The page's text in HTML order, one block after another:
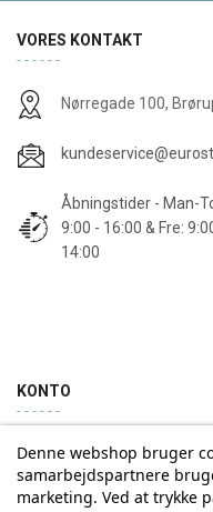
VORES KONTAKT
Nørregade 100,
Åbningstider - Man-
9:00 - 16:00 & Fre:
14:00
KONTO
Min konto
Denne webshop bruger
samarbejdspartnere
marketing. Ved at trykke